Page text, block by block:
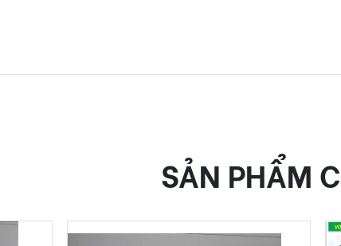
SẢN PHẨM